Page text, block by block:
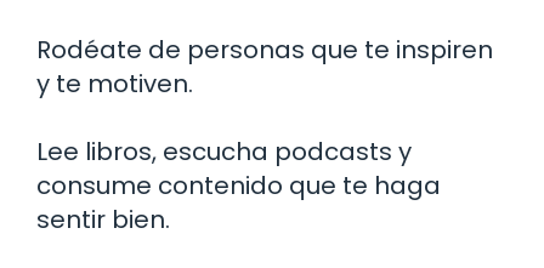
Rodéate de personas que te inspiren
y te motiven.
Lee libros, escucha podcasts y
consume contenido que te haga
sentir bien.